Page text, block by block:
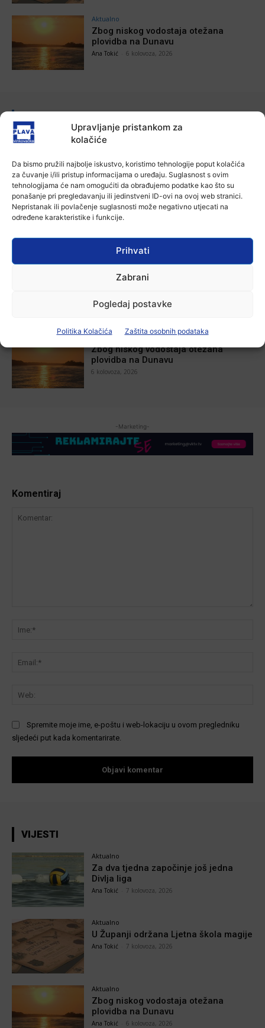
Upravljanje pristankom za
kolačiće
Da bismo pružili najbolje iskustvo, koristimo tehnologije poput kolačića
za čuvanje i/ili pristup informacijama o uređaju. Suglasnost s ovim
tehnologijama će nam omogućiti da obrađujemo podatke kao što su
ponašanje pri pregledavanju ili jedinstveni ID-ovi na ovoj web stranici.
Nepristanak ili povlačenje suglasnosti može negativno utjecati na
određene karakteristike i funkcije.
Prihvati
Zabrani
Pogledaj postavke
Politika Kolačića Zaštita osobnih podataka
Aktualno
Zbog niskog vodostaja otežana
plovidba na Dunavu
Ana Tokić 6 kolovoza, 2026
Aktualno
stotu godišnjicu djelovanja
7 kolovoza, 2026
Aktualno
Za dva tjedna započinje još jedna
7 kolovoza, 2026
U Županji održana Ljetna škola magije
Aktualno
Zbog niskog vodostaja otežana
plovidba na Dunavu
6 kolovoza, 2026
-Marketing-
Komentiraj
Spremite moje ime, e-poštu i web-lokaciju u ovom pregledniku
sljedeći put kada komentarirate.
VIJESTI
Aktualno
Za dva tjedna započinje još jedna
Divlja liga
Ana Tokić 7 kolovoza, 2026
Aktualno
U Županji održana Ljetna škola magije
Ana Tokić 7 kolovoza, 2026
Aktualno
Zbog niskog vodostaja otežana
plovidba na Dunavu
Ana Tokić 6 kolovoza, 2026